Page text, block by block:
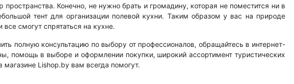
Конечно, не нужно брать и громадину, которая не поместится ни в
тент для организации полевой кухни. Таким образом у вас на природе
все смогут спрятаться на кухне.
полную консультацию по выбору от профессионалов, обращайтесь в интернет-
помощь в выборе и оформлении покупки, широкий ассортимент туристических
Lishop.by вам всегда помогут.